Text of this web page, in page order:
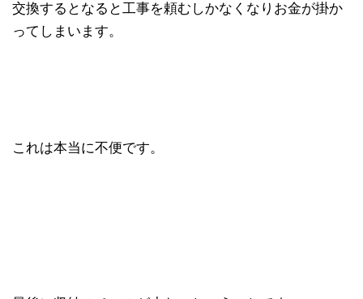
交換するとなると工事を頼むしかなくなりお金が掛か
ってしまいます。
これは本当に不便です。